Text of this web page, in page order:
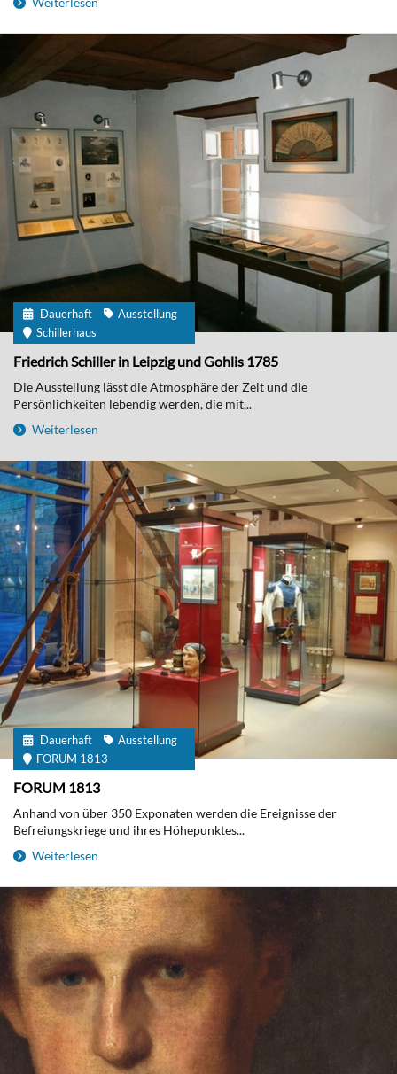
Dauerhaft
Ausstellung
Schillerhaus
Friedrich Schiller in Leipzig und Gohlis 1785
Die Ausstellung lässt die Atmosphäre der Zeit und die
Persönlichkeiten lebendig werden, die mit...
Weiterlesen
Dauerhaft
Ausstellung
FORUM 1813
FORUM 1813
Anhand von über 350 Exponaten werden die Ereignisse der
Befreiungskriege und ihres Höhepunktes...
Weiterlesen